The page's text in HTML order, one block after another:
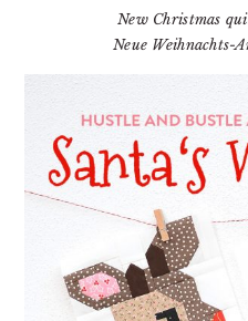
New Christmas
Neue Weihnachts-